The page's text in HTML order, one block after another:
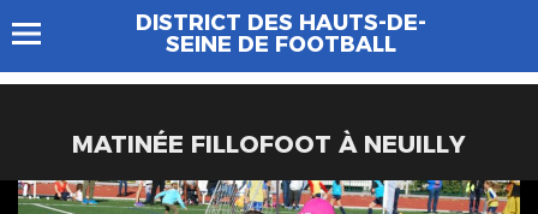
DISTRICT DES HAUTS-DE-
SEINE DE FOOTBALL
MATINÉE FILLOFOOT À NEUILLY